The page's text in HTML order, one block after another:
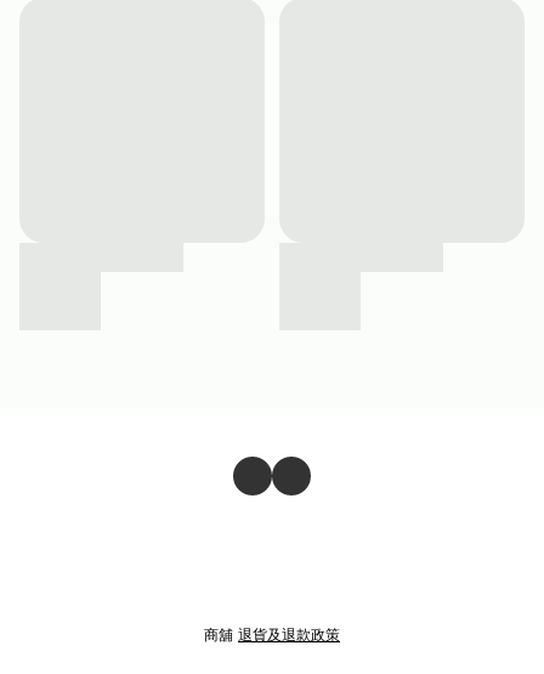
商舖 退貨及退款政策